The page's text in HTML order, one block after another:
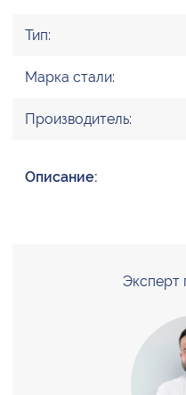
Тип:
Марка стали:
Производитель:
Описание:
Эксперт